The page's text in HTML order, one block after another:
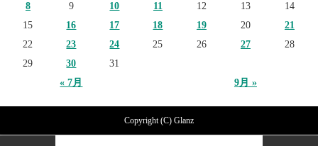
« 7月 9月 »
8
9 10 11 12 13
14
15
16 17 18 19 20
21
22
23 24 25 26 27
28
29
30 31
Copyright (C) Glanz